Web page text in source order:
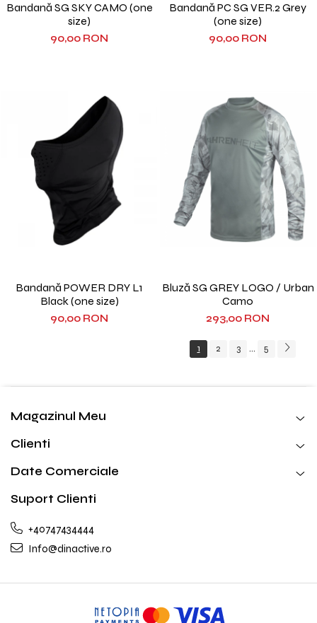
Bandană SG SKY CAMO (one
size)
90,00 RON
Bandană PC SG VER.2 Grey
(one size)
90,00 RON
Bandană POWER DRY L1
Black (one size)
90,00 RON
Bluză SG GREY LOGO / Urban
Camo
293,00 RON
1 2 3 ... 5
Magazinul Meu
Clienti
Date Comerciale
Suport Clienti
+40747434444
Info@dinactive.ro